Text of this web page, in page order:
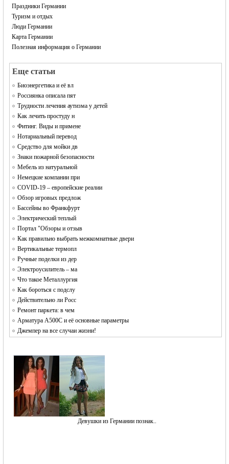
Праздники Германии
Туризм и отдых
Люди Германии
Карта Германии
Полезная информация о Германии
Еще статьи
Биоэнергетика и её вл
Россиянка описала пят
Трудности лечения аутизма у детей
Как лечить простуду н
Фитинг. Виды и примене
Нотариальный перевод
Средство для мойки дв
Знаки пожарной безопасности
Мебель из натуральной
Немецкие компании при
COVID-19 – европейские реалии
Обзор игровых предлож
Бассейны во Франкфурт
Электрический теплый
Портал "Обзоры и отзыв
Как правильно выбрать межкомнатные двери
Вертикальные термопл
Ручные поделки из дер
Электроусилитель – ма
Что такое Металлургия
Как бороться с подслу
Действительно ли Росс
Ремонт паркета: в чем
Арматура А500С и её основные параметры
Джемпер на все случаи жизни!
Девушки из Германии познак..